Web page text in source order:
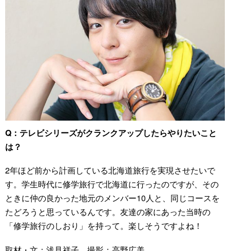
Q：テレビシリーズがクランクアップしたらやりたいこと
は？
2年ほど前から計画している北海道旅行を実現させたいで
す。学生時代に修学旅行で北海道に行ったのですが、その
ときに仲の良かった地元のメンバー10人と、同じコースを
たどろうと思っているんです。友達の家にあった当時の
「修学旅行のしおり」を持って。楽しそうですよね！